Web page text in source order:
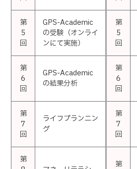
第
5
回
GPS-Academic
の受験（オンライ
ンにて実施）
第
6
回
GPS-Academic
の結果分析
第
7
回
ライフプランニン
グ
第
第
5
回
第
6
回
第
7
回
第